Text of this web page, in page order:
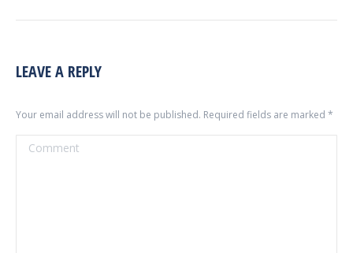
LEAVE A REPLY
Your email address will not be published. Required fields are marked *
Comment